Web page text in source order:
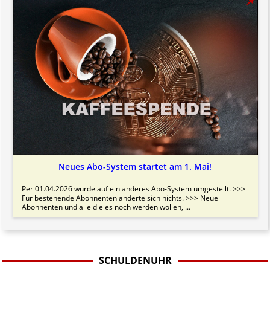
Neues Abo-System startet am 1. Mai!
Per 01.04.2026 wurde auf ein anderes Abo-System umgestellt. >>>
Für bestehende Abonnenten änderte sich nichts. >>> Neue
Abonnenten und alle die es noch werden wollen, ...
SCHULDENUHR